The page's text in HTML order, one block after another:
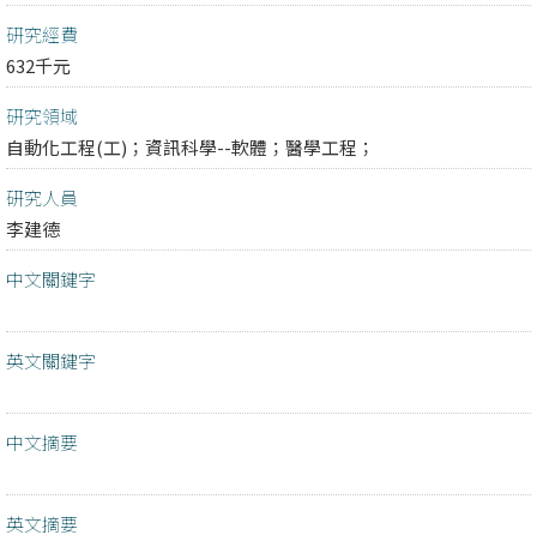
研究經費
632千元
研究領域
自動化工程(工)； 資訊科學--軟體； 醫學工程；
研究人員
李建德
中文關鍵字
英文關鍵字
中文摘要
英文摘要